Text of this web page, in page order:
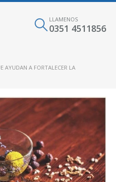
LLAMENOS
0351 4511856
AYUDAN A FORTALECER LA